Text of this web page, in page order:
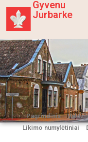
Gyvenu
Jurbarke
Pagrindinis
Likimo numylėtiniai